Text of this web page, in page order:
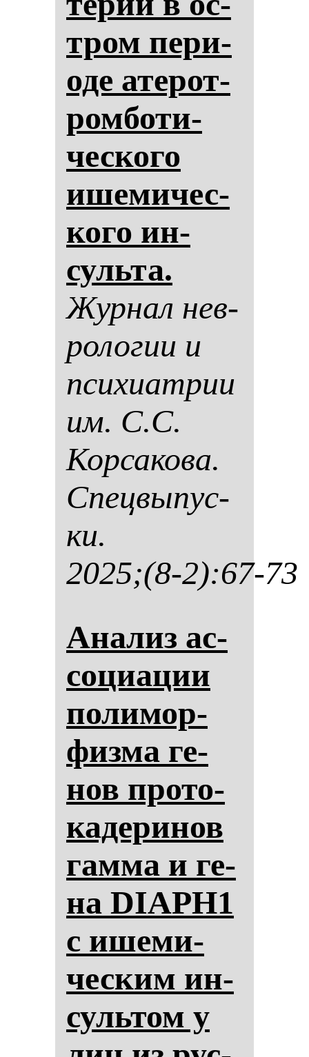
тром пе­ри­
оде ате­рот­
ром­бо­ти­
чес­ко­го
ише­ми­чес­
ко­го ин­
суль­та.
Жур­нал нев­
ро­ло­гии и
пси­хи­ат­рии
им. С.С.
Кор­са­ко­ва.
Спец­вы­пус­
ки.
2025;(8-2):67-73
Ана­лиз ас­
со­ци­ации
по­ли­мор­
физ­ма ге­
нов про­то­
ка­де­ри­нов
гам­ма и ге­
на DIAPH1
с ише­ми­
чес­ким ин­
суль­том у